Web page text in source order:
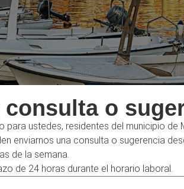
consulta o
para ustedes, residentes del municipio de
enviarnos una consulta o sugerencia
de la semana.
de 24 horas durante el horario laboral.